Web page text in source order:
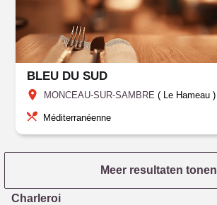
BLEU DU SUD
MONCEAU-SUR-SAMBRE( Le Hameau )
Méditerranéenne
Meer resultaten tonen
Charleroi